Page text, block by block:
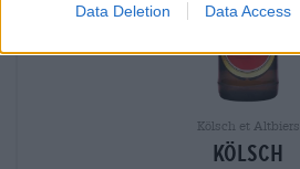
Data Deletion Data Access
Kölsch et Altbiers
kölsch